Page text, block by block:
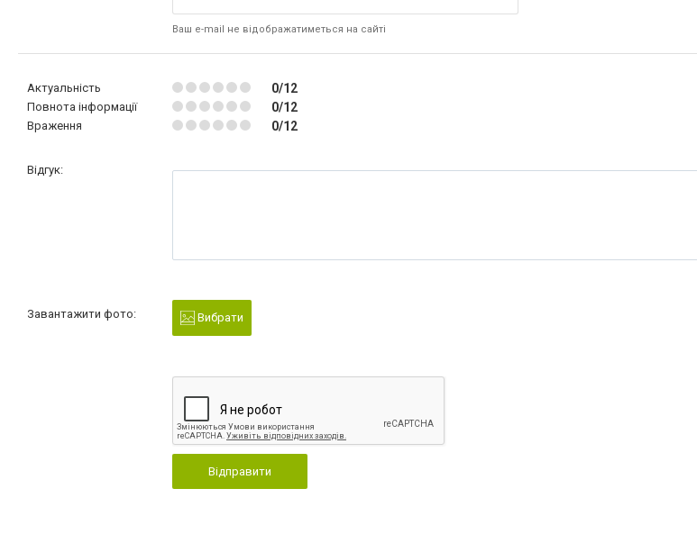
Ваш e-mail не відображатиметься на сайті
Актуальність 0/12
Повнота інформації 0/12
Враження 0/12
Відгук:
Завантажити фото: Вибрати
Відправити